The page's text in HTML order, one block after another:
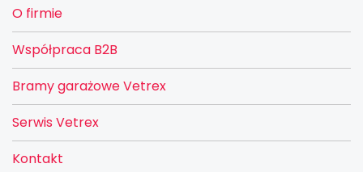
O firmie
Współpraca B2B
Bramy garażowe Vetrex
Serwis Vetrex
Kontakt